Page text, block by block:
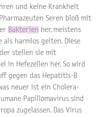
und keine Krankheit
Seren bloß mit
Bakterien her, meistens
als harmlos gelten. Diese
stellen sie mit
in Hefezellen her. So wird
gegen das Hepatitis-B
neuer ist ein Cholera-
Papillomavirus sind
zugelassen. Das Virus